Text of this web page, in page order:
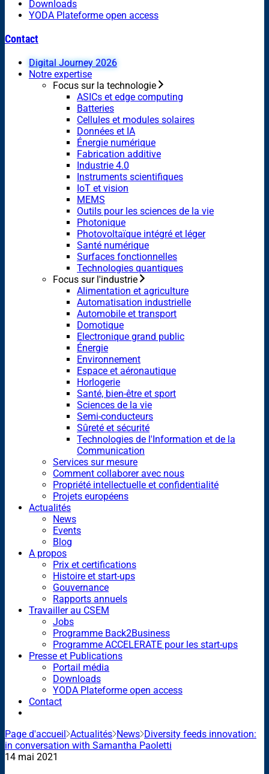
Downloads
YODA Plateforme open access
Contact
Digital Journey 2026
Notre expertise
Focus sur la technologie
ASICs et edge computing
Batteries
Cellules et modules solaires
Données et IA
Énergie numérique
Fabrication additive
Industrie 4.0
Instruments scientifiques
IoT et vision
MEMS
Outils pour les sciences de la vie
Photonique
Photovoltaïque intégré et léger
Santé numérique
Surfaces fonctionnelles
Technologies quantiques
Focus sur l'industrie
Alimentation et agriculture
Automatisation industrielle
Automobile et transport
Domotique
Electronique grand public
Énergie
Environnement
Espace et aéronautique
Horlogerie
Santé, bien-être et sport
Sciences de la vie
Semi-conducteurs
Sûreté et sécurité
Technologies de l'Information et de la
Communication
Services sur mesure
Comment collaborer avec nous
Propriété intellectuelle et confidentialité
Projets européens
Actualités
News
Events
Blog
A propos
Prix et certifications
Histoire et start-ups
Gouvernance
Rapports annuels
Travailler au CSEM
Jobs
Programme Back2Business
Programme ACCELERATE pour les start-ups
Presse et Publications
Portail média
Downloads
YODA Plateforme open access
Contact
Page d'accueil Actualités News Diversity feeds innovation:
in conversation with Samantha Paoletti
14 mai 2021